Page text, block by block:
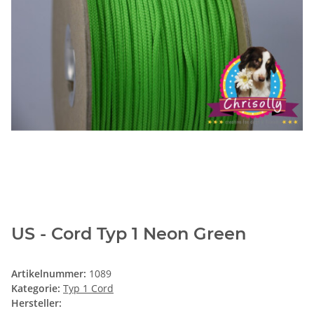
US - Cord Typ 1 Neon Green
Artikelnummer: 1089
Kategorie: Typ 1 Cord
Hersteller: